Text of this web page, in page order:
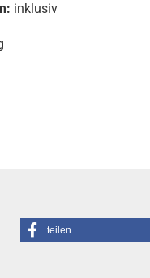
inklusiv
teilen